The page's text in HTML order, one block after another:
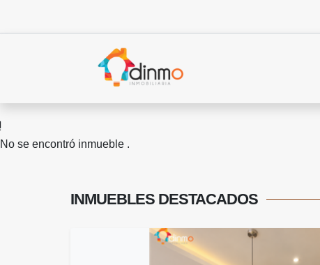
No se encontró inmueble .
INMUEBLES DESTACADOS